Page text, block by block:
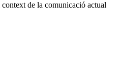
de la comunicació actual